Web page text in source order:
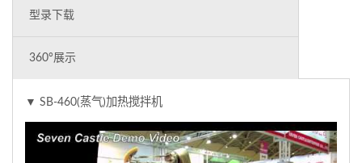
型录下载
360°展示
▼ SB-460(蒸气)加热搅拌机